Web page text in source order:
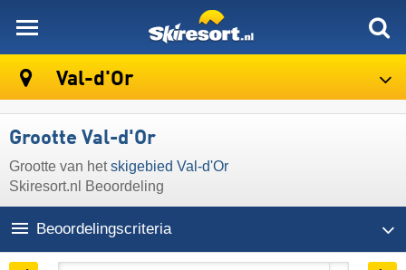
Val-d'Or
Grootte Val-d'Or
Grootte van hetskigebied Val-d'Or
Skiresort.nl Beoordeling
Beoordelingscriteria